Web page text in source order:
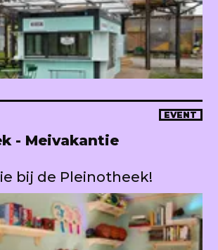
EVENT
- Meivakantie
bij de Pleinotheek!